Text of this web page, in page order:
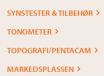
SYNSTESTER & TILBEHØR
TONOMETER
TOPOGRAFI/PENTACAM
MARKEDSPLASSEN